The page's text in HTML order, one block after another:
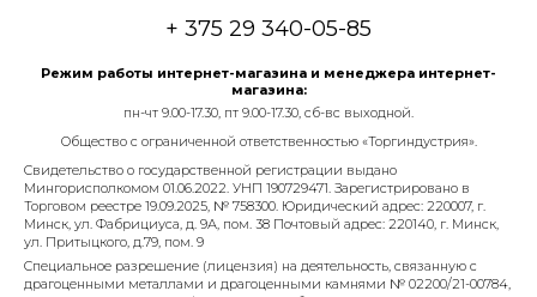
+ 375 29 340-05-85
Режим работы интернет-магазина и менеджера интернет-
магазина:
пн-чт 9.00-17.30, пт 9.00-17.30, сб-вс выходной.
Общество с ограниченной ответственностью «Торгиндустрия».
Свидетельство о государственной регистрации выдано
Мингорисполкомом 01.06.2022. УНП 190729471. Зарегистрировано в
Торговом реестре 19.09.2025, № 758300. Юридический адрес: 220007, г.
Минск, ул. Фабрициуса, д. 9А, пом. 38 Почтовый адрес: 220140, г. Минск,
ул. Притыцкого, д.79, пом. 9
Специальное разрешение (лицензия) на деятельность, связанную с
драгоценными металлами и драгоценными камнями № 02200/21-00784,